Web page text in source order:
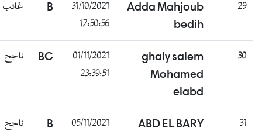
29
Adda Mahjoub
bedih
31/10/2021
17:50:56
B غائب
30
ghaly salem
Mohamed
elabd
01/11/2021
23:39:51
BC ناجح
31
ABD EL BARY
05/11/2021
B ناجح